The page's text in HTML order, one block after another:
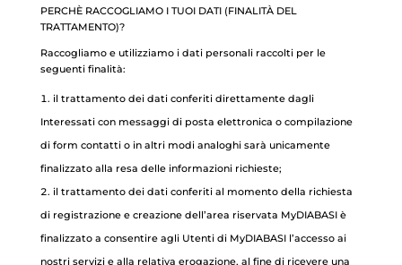
PERCHÈ RACCOGLIAMO I TUOI DATI (FINALITÀ DEL
TRATTAMENTO)?
Raccogliamo e utilizziamo i dati personali raccolti per le
seguenti finalità:
il trattamento dei dati conferiti direttamente dagli
Interessati con messaggi di posta elettronica o compilazione
di form contatti o in altri modi analoghi sarà unicamente
finalizzato alla resa delle informazioni richieste;
il trattamento dei dati conferiti al momento della richiesta
di registrazione e creazione dell’area riservata MyDIABASI è
finalizzato a consentire agli Utenti di MyDIABASI l’accesso ai
nostri servizi e alla relativa erogazione, al fine di ricevere una